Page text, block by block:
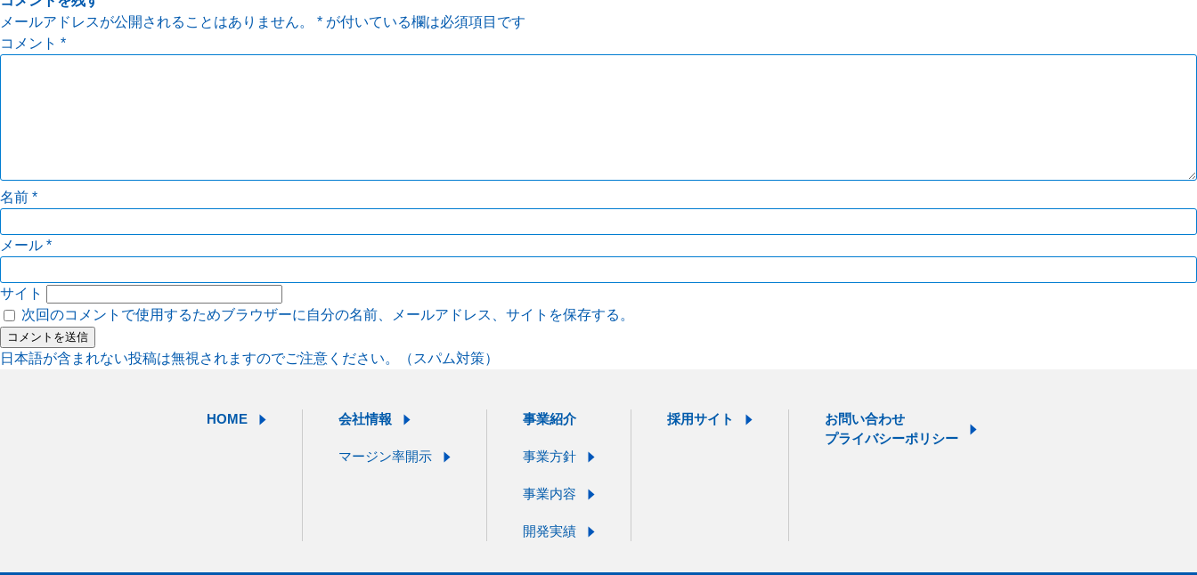
ナ
ビ
メールアドレスが公開されることはありません。
* が付いている欄は必須項目です
コメント *
名前 *
メール *
サイト
次回のコメントで使用するためブラウザーに自分の名前、メールアドレス、サイトを保存する。
日本語が含まれない投稿は無視されますのでご注意ください。（スパム対策）
HOME 会社情報
マージン率開示
事業紹介
事業方針
事業内容
開発実績
採用サイト
お問い合わせ
プライバシーポリシー